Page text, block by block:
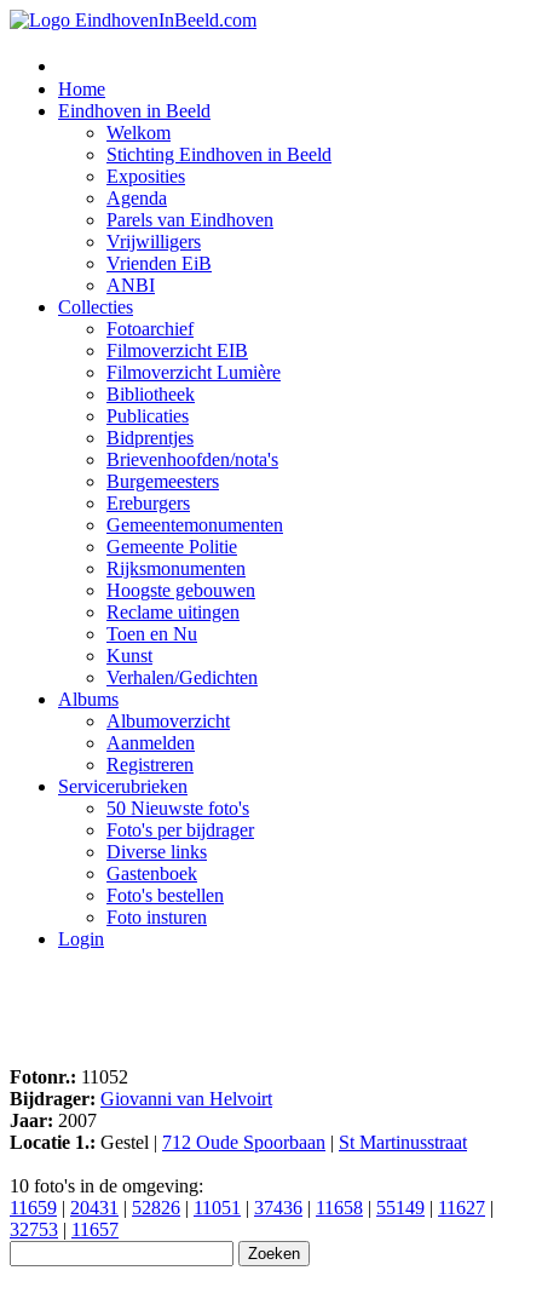
Home
Eindhoven in Beeld
Welkom
Stichting Eindhoven in Beeld
Exposities
Agenda
Parels van Eindhoven
Vrijwilligers
Vrienden EiB
ANBI
Collecties
Fotoarchief
Filmoverzicht EIB
Filmoverzicht Lumière
Bibliotheek
Publicaties
Bidprentjes
Brievenhoofden/nota's
Burgemeesters
Ereburgers
Gemeentemonumenten
Gemeente Politie
Rijksmonumenten
Hoogste gebouwen
Reclame uitingen
Toen en Nu
Kunst
Verhalen/Gedichten
Albums
Albumoverzicht
Aanmelden
Registreren
Servicerubrieken
50 Nieuwste foto's
Foto's per bijdrager
Diverse links
Gastenboek
Foto's bestellen
Foto insturen
Login
Fotonr.: 11052
Bijdrager: Giovanni van Helvoirt
Jaar: 2007
Locatie 1.: Gestel | 712 Oude Spoorbaan | St Martinusstraat
10 foto's in de omgeving:
11659 | 20431 | 52826 | 11051 | 37436 | 11658 | 55149 | 11627 |
32753 | 11657